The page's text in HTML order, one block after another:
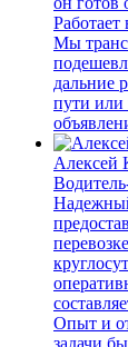
Мы
дальние
пути или
Алексей
Опыт и
задачи